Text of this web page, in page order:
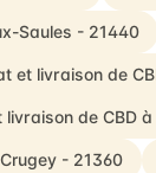
Saules - 21440
et livraison de
livraison de CBD
- 21360